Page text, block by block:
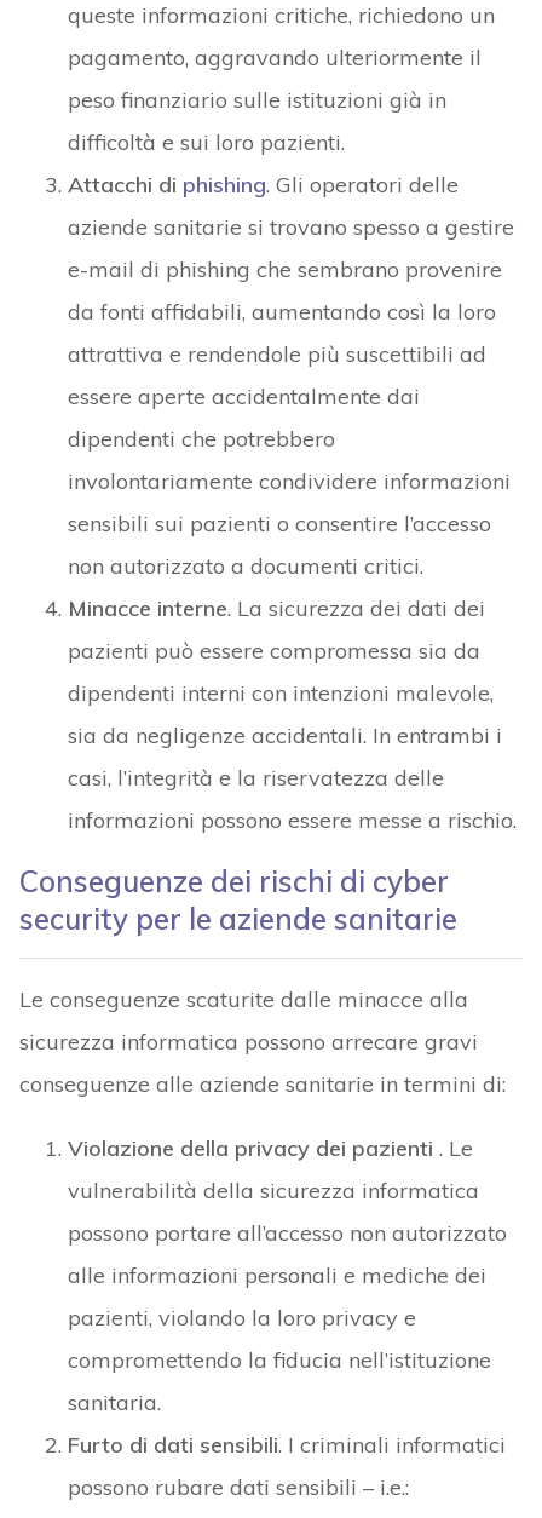
queste informazioni critiche, richiedono un
pagamento, aggravando ulteriormente il
peso finanziario sulle istituzioni già in
difficoltà e sui loro pazienti.
Attacchi di phishing. Gli operatori delle
aziende sanitarie si trovano spesso a gestire
e-mail di phishing che sembrano provenire
da fonti affidabili, aumentando così la loro
attrattiva e rendendole più suscettibili ad
essere aperte accidentalmente dai
dipendenti che potrebbero
involontariamente condividere informazioni
sensibili sui pazienti o consentire l’accesso
non autorizzato a documenti critici.
Minacce interne. La sicurezza dei dati dei
pazienti può essere compromessa sia da
dipendenti interni con intenzioni malevole,
sia da negligenze accidentali. In entrambi i
casi, l’integrità e la riservatezza delle
informazioni possono essere messe a rischio.
Conseguenze dei rischi di cyber
security per le aziende sanitarie
Le conseguenze scaturite dalle minacce alla
sicurezza informatica possono arrecare gravi
conseguenze alle aziende sanitarie in termini di:
Violazione della privacy dei pazienti . Le
vulnerabilità della sicurezza informatica
possono portare all’accesso non autorizzato
alle informazioni personali e mediche dei
pazienti, violando la loro privacy e
compromettendo la fiducia nell’istituzione
sanitaria.
Furto di dati sensibili. I criminali informatici
possono rubare dati sensibili – i.e.: